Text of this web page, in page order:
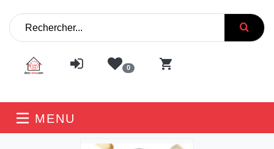
0
MENU